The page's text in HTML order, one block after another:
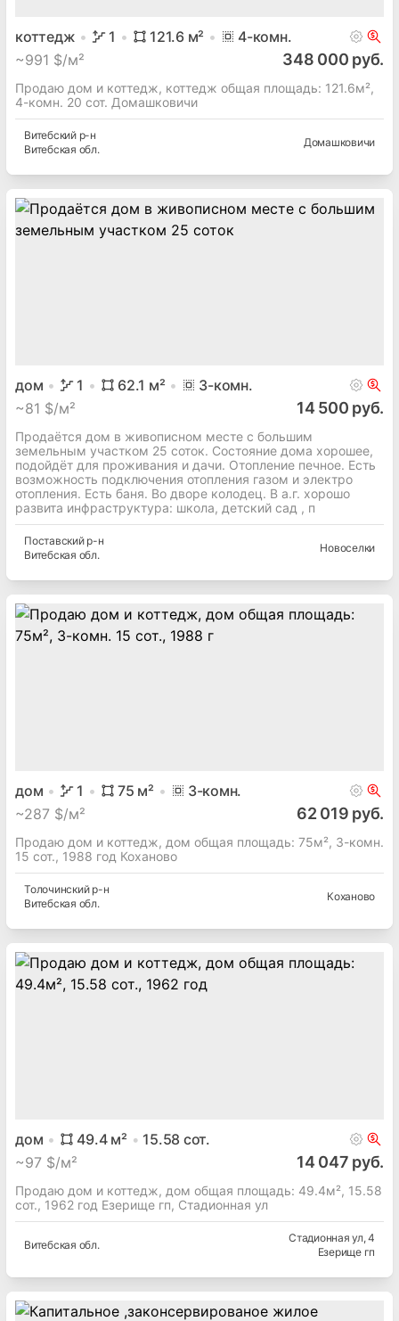
коттедж 1 121.6м² 4-комн.
~991 $/м² 348 000 руб.
Продаю дом и коттедж, коттедж общая площадь: 121.6м²,
4-комн. 20 сот. Домашковичи
Витебскийр-н
Витебская обл.
Домашковичи
дом 1 62.1 м² 3-комн.
~81 $/м² 14 500 руб.
Продаётся дом в живописном месте с большим
земельным участком 25 соток. Состояние дома хорошее,
подойдёт для проживания и дачи. Отопление печное. Есть
возможность подключения отопления газом и электро
отопления. Есть баня. Во дворе колодец. В а.г. хорошо
развита инфраструктура: школа, детский сад , п
Поставскийр-н
Витебская обл.
Новоселки
дом 1 75 м² 3-комн.
~287 $/м² 62 019 руб.
Продаю дом и коттедж, дом общая площадь: 75м², 3-комн.
15 сот., 1988 год Коханово
Толочинскийр-н
Витебская обл.
Коханово
дом 49.4м² 15.58 сот.
~97 $/м² 14 047 руб.
Продаю дом и коттедж, дом общая площадь: 49.4м², 15.58
сот., 1962 год Езерище гп, Стадионная ул
Витебская обл.
Стадионная ул, 4
Езерище гп